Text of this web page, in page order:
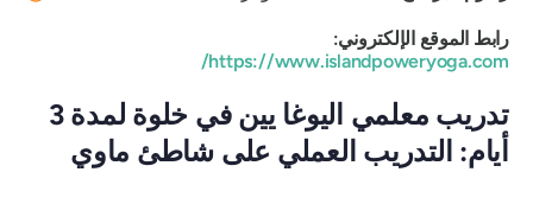
رابط الموقع الإلكتروني:
https://www.islandpoweryoga.com/
تدريب معلمي اليوغا يين في خلوة لمدة 3
أيام: التدريب العملي على شاطئ ماوي